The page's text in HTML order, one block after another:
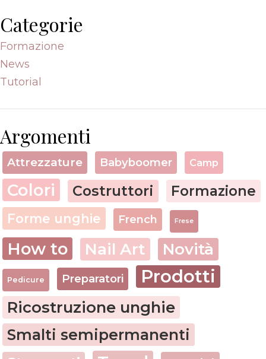
Categorie
Formazione
News
Tutorial
Argomenti
Attrezzature Babyboomer Camp
Colori Costruttori Formazione
Forme unghie French Frese
How to Nail Art Novità
Pedicure Preparatori Prodotti
Ricostruzione unghie
Smalti semipermanenti